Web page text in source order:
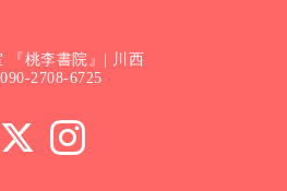
『桃李書院』| 川西
090-2708-6725